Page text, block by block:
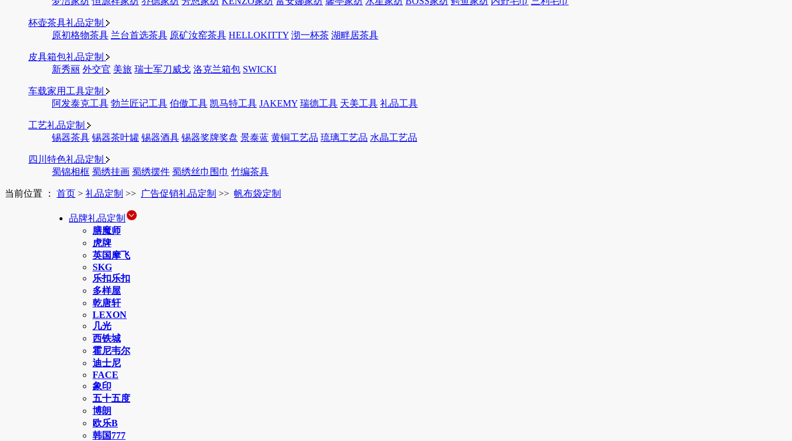
杯壶茶具礼品定制
原初格物茶具 兰台首选茶具 原矿汝窑茶具 HELLOKITTY 沏一杯茶 湖畔居茶具
皮具箱包礼品定制
新秀丽 外交官 美旅 瑞士军刀威戈 洛克兰箱包 SWICKI
车载家用工具定制
阿发泰克工具 勃兰匠记工具 伯傲工具 凯马特工具 JAKEMY 瑞德工具 天美工具 礼品工具
工艺礼品定制
锡器茶具 锡器茶叶罐 锡器酒具 锡器奖牌奖盘 景泰蓝 黄铜工艺品 琉璃工艺品 水晶工艺品
四川特色礼品定制
蜀锦相框 蜀绣挂画 蜀绣摆件 蜀绣丝巾围巾 竹编茶具
当前位置 ： 首页 > 礼品定制 >> 广告促销礼品定制 >> 帆布袋定制
品牌礼品定制
膳魔师
虎牌
英国摩飞
SKG
乐扣乐扣
多样屋
乾唐轩
LEXON
几光
西铁城
霍尼韦尔
迪士尼
FACE
象印
五十五度
博朗
欧乐B
韩国777